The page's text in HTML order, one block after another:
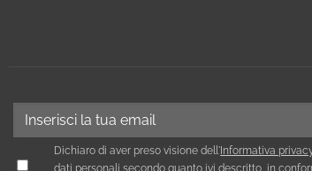
Dichiaro di aver preso visione dell'Informativa
dati personali secondo quanto ivi descritto, in